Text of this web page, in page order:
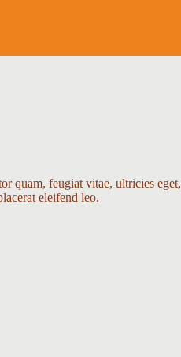
quam, feugiat vitae, ultricies eget,
eleifend leo.